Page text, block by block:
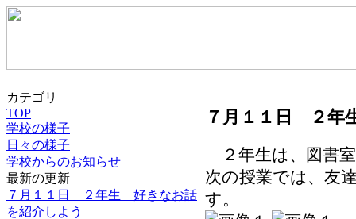
カテゴリ
TOP
学校の様子
日々の様子
学校からのお知らせ
最新の更新
７月１１日 ２年生 好きなお話
を紹介しよう
７月１１日 ２年
２年生は、図書
次の授業では、友
す。